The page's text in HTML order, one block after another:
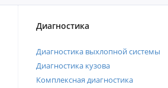
Диагностика
Диагностика выхлопной системы
Диагностика кузова
Комплексная диагностика